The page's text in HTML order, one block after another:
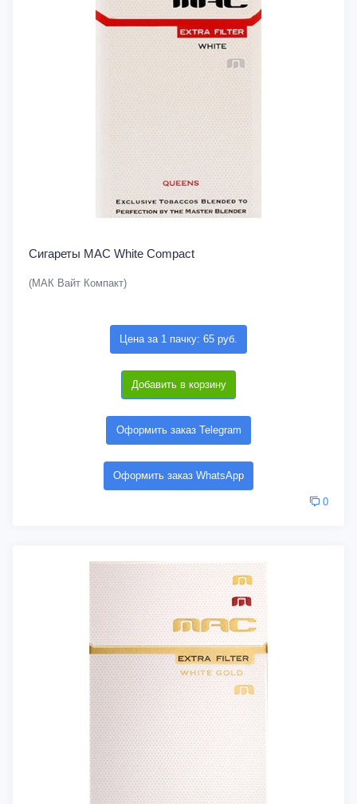
Сигареты MAC White Compact
(МАК Вайт Компакт)
Цена за 1 пачку: 65 руб.
Добавить в корзину
Оформить заказ Telegram
Оформить заказ WhatsApp
0